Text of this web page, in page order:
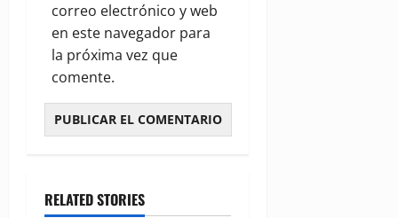
correo electrónico y web
en este navegador para
la próxima vez que
comente.
RELATED STORIES